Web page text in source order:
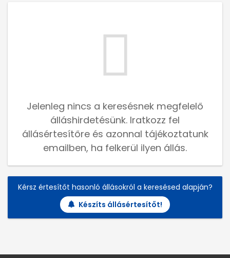
Jelenleg nincs a keresésnek megfelelő
álláshirdetésünk. Iratkozz fel
állásértesítőre és azonnal tájékoztatunk
emailben, ha felkerül ilyen állás.
Kérsz értesítőt hasonló állásokról a keresésed alapján?
Készíts állásértesítőt!